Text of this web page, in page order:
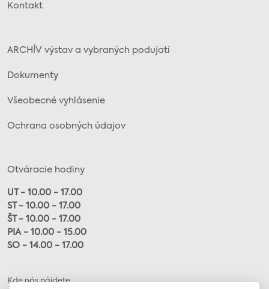
Kontakt
ARCHÍV výstav a vybraných podujatí
Dokumenty
Všeobecné vyhlásenie
Ochrana osobných údajov
Otváracie hodiny
UT - 10.00 - 17.00
ST - 10.00 - 17.00
ŠT - 10.00 - 17.00
PIA - 10.00 - 15.00
SO - 14.00 - 17.00
Kde nás nájdete